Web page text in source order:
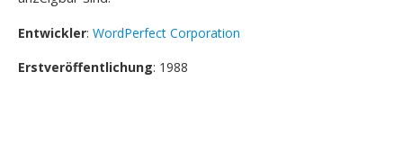
Entwickler: WordPerfect Corporation
Erstveröffentlichung: 1988